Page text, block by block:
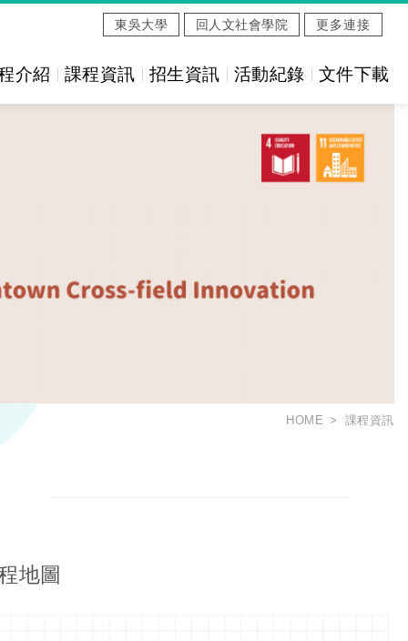
介紹 課程資訊 招生資訊 活動紀錄 文件下載
東吳大學 回人文社會學院 更多連接
HOME 課程資訊
地圖